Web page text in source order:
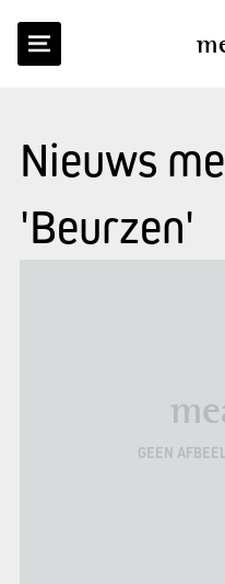
Nieuws
'Beurzen'
GEEN